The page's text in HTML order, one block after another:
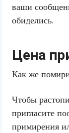
ваши
обиделись.
Цена
Как же
Чтобы
пригласите
примирения